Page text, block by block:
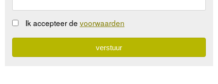
Ik accepteer de voorwaarden